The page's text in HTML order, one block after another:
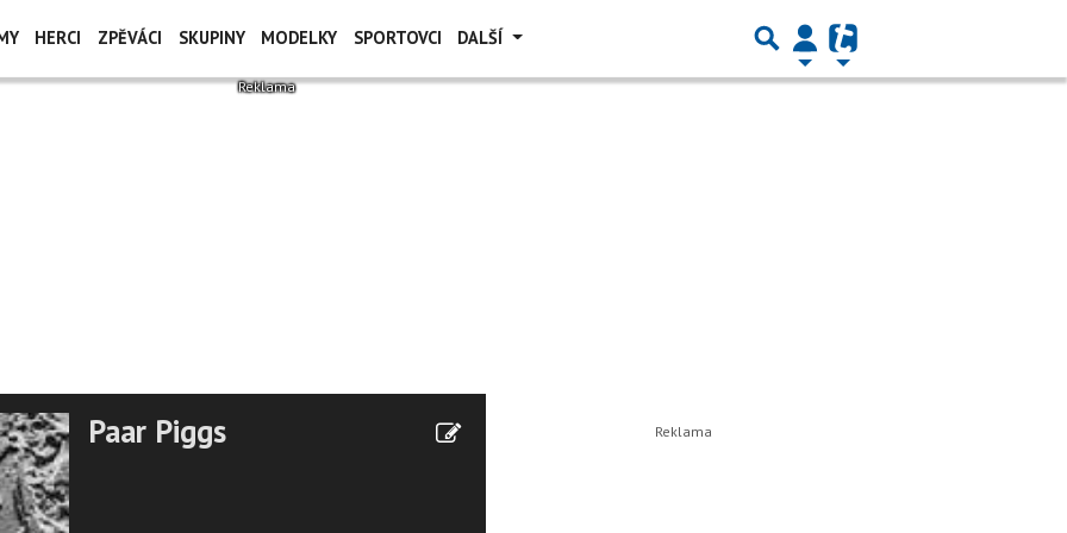
HERCI ZPĚVÁCI SKUPINY MODELKY SPORTOVCI DALŠÍ
Paar Piggs